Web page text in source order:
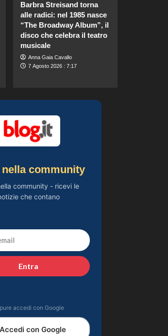
Cristian confessa il
tradimento con
Soraya: “Ho tradito” e
rompe il silenzio
Lorella Cuccarini
compie 61 anni: “Ho
Federica Pellegrini
compie 38 anni:
celebrazione in
famiglia da mamma
Lorenzo Riccardi nel
cast del Grande
Fratello Vip? Claudia
Dionigi svela la verità.
dopo 10 anni, è
tornata in studio per
il nuovo album!
Cristian confessa il
Barbra Streisand torna
alle radici: nel 1985 nasce
“The Broadway Album”, il
disco che celebra il teatro
musicale
Anna Gaia Cavallo
7 Agosto 2026 : 7:17
nella community
community - ricevi le
che contano
Entra
accedi con Google
Accedi con Google